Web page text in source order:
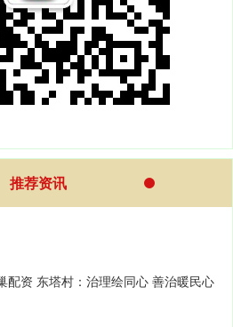
推荐资讯
配资 东塔村：治理绘同心 善治暖民心